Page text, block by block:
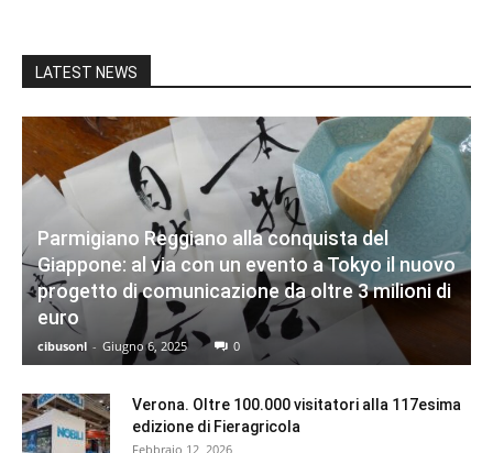
LATEST NEWS
Parmigiano Reggiano alla conquista del
Giappone: al via con un evento a Tokyo il nuovo
progetto di comunicazione da oltre 3 milioni di
euro
cibusonl - Giugno 6, 2025 0
Verona. Oltre 100.000 visitatori alla 117esima
edizione di Fieragricola
Febbraio 12, 2026